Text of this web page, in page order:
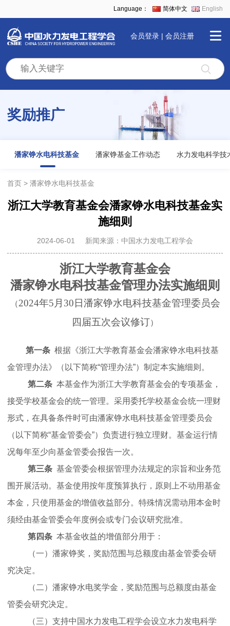
Language： 简体中文 English
会员登录 | 会员注册
页
学
景
咨
奖
励
广
学
术
奖励推广
潘家铮水电科技基金 潘家铮基金工作动态 水力发电科学
首页 潘家铮水电科技基金
浙江大学教育基金会潘家铮水电科技基金实
施细则
2024-06-01 新闻来源：中国水力发电工程学会
浙江大学教育基金会
潘家铮水电科技基金管理办法实施细则
（2024年5 月30 日潘家铮水电科技基金管理委员会
四届五次会议修订）
第一条 根据《浙江大学教育基金会潘家铮水电科技基
金管理办法》（以下简称“管理办法”）制定本实施细则。
第二条 本基金作为浙江大学教育基金会的专项基金，
接受学校基金会的统一管理。采用委托学校基金会统一理财
形式，在具备条件时可由潘家铮水电科技基金管理委员会
（以下简称“基金管委会”）负责进行独立理财。基金运行情
况每年至少向基金管委会报告一次。
第三条 基金管委会根据管理办法规定的宗旨和业务范
围开展活动。基金使用按年度预算执行，原则上不动用基金
本金，只使用基金的增值收益部分。特殊情况需动用本金时
须经由基金管委会年度例会或专门会议研究批准。
第四条 本基金收益的增值部分用于：
（一）潘家铮奖，奖励范围与总额度由基金管委会研
究决定。
（二）潘家铮水电奖学金，奖励范围与总额度由基金
管委会研究决定。
（三）支持中国水力发电工程学会设立水力发电科学